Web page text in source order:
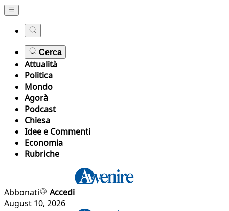
Cerca
Attualità
Politica
Mondo
Agorà
Podcast
Chiesa
Idee e Commenti
Economia
Rubriche
Abbonati
Accedi
August 10, 2026